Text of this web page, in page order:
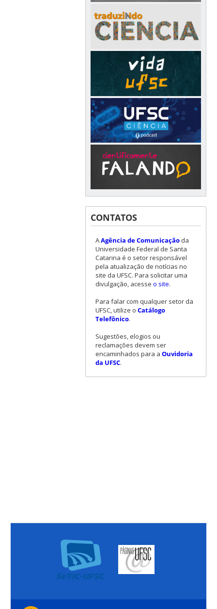
CONTATOS
AAgência de Comunicaçãoda
Universidade Federal de Santa
Catarina é o setor responsável
pela atualização de notícias no
site da UFSC. Para solicitar uma
divulgação, acesse o site.
Para falar com qualquer setor da
UFSC, utilize o Catálogo
Telefônico.
Sugestões, elogios ou
reclamações devem ser
encaminhados para a Ouvidoria
da UFSC.